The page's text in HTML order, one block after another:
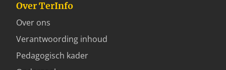
Over TerInfo
Over ons
Verantwoording inhoud
Pedagogisch kader